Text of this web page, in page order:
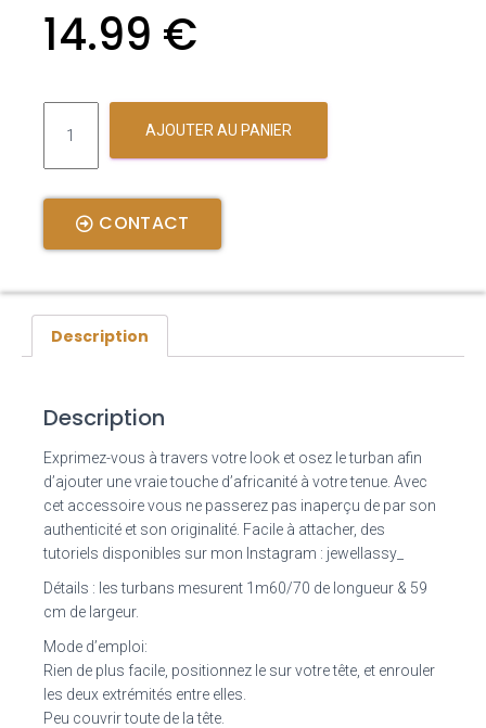
14.99 €
AJOUTER AU PANIER
CONTACT
Description
Description
Exprimez-vous à travers votre look et osez le turban afin
d’ajouter une vraie touche d’africanité à votre tenue. Avec
cet accessoire vous ne passerez pas inaperçu de par son
authenticité et son originalité. Facile à attacher, des
tutoriels disponibles sur mon Instagram : jewellassy_
Détails : les turbans mesurent 1m60/70 de longueur & 59
cm de largeur.
Mode d’emploi:
Rien de plus facile, positionnez le sur votre tête, et enrouler
les deux extrémités entre elles.
Peu couvrir toute de la tête.